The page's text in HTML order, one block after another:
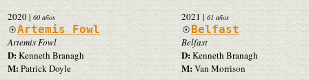
2020| 60 años
Artemis Fowl
Artemis Fowl
D:Kenneth Branagh
M:Patrick Doyle
2021 | 61 años
Belfast
Belfast
D:Kenneth Branagh
M:Van Morrison